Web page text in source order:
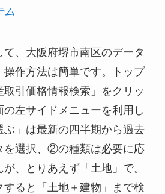
ム
、大阪府堺市南区のデータ
操作方法は簡単です。トップ
引価格情報検索」をクリッ
左サイドメニューを利用し
」は最新の四半期から過去
を選択、②の種類は必要に応
、とりあえず「土地」で。
すると「土地＋建物」まで検